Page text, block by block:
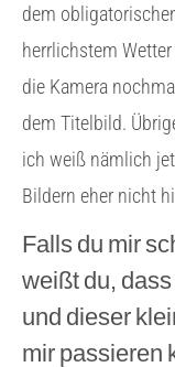
dem
herrlichstem
die Kamera
dem Titelbild.
ich weiß nämlich
Bildern eher nicht
Falls du mir
weißt du,
und dieser
mir passieren